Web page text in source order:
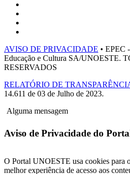
AVISO DE PRIVACIDADE • EPEC
Educação e Cultura SA/UNOESTE.
RESERVADOS
RELATÓRIO DE
14.611 de 03 de Julho de 2023.
Alguma mensagem
Aviso de Privacidade do
O Portal UNOESTE usa cookies para
melhor experiência de acesso aos